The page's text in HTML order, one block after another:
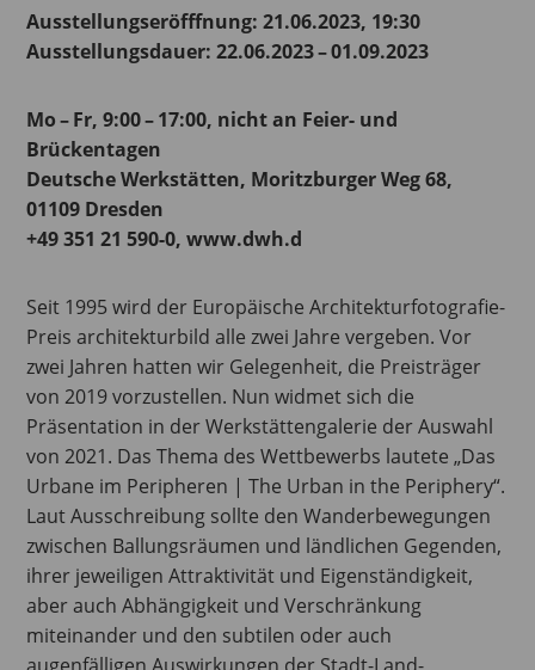
Ausstellungseröfffnung: 21.06.2023, 19:30
Ausstellungsdauer: 22.06.2023 – 01.09.2023
Mo – Fr, 9:00 – 17:00, nicht an Feier- und
Brückentagen
Deutsche Werkstätten, Moritzburger Weg 68,
01109 Dresden
+49 351 21 590-0, www.dwh.d
Seit 1995 wird der Europäische Architekturfotografie-
Preis architekturbild alle zwei Jahre vergeben. Vor
zwei Jahren hatten wir Gelegenheit, die Preisträger
von 2019 vorzustellen. Nun widmet sich die
Präsentation in der Werkstättengalerie der Auswahl
von 2021. Das Thema des Wettbewerbs lautete „Das
Urbane im Peripheren | The Urban in the Periphery“.
Laut Ausschreibung sollte den Wanderbewegungen
zwischen Ballungsräumen und ländlichen Gegenden,
ihrer jeweiligen Attraktivität und Eigenständigkeit,
aber auch Abhängigkeit und Verschränkung
miteinander und den subtilen oder auch